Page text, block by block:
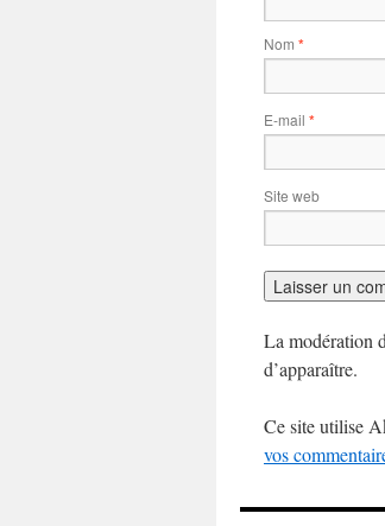
Nom *
E-mail *
Site web
La modération
d’apparaître.
Ce site utilise
vos